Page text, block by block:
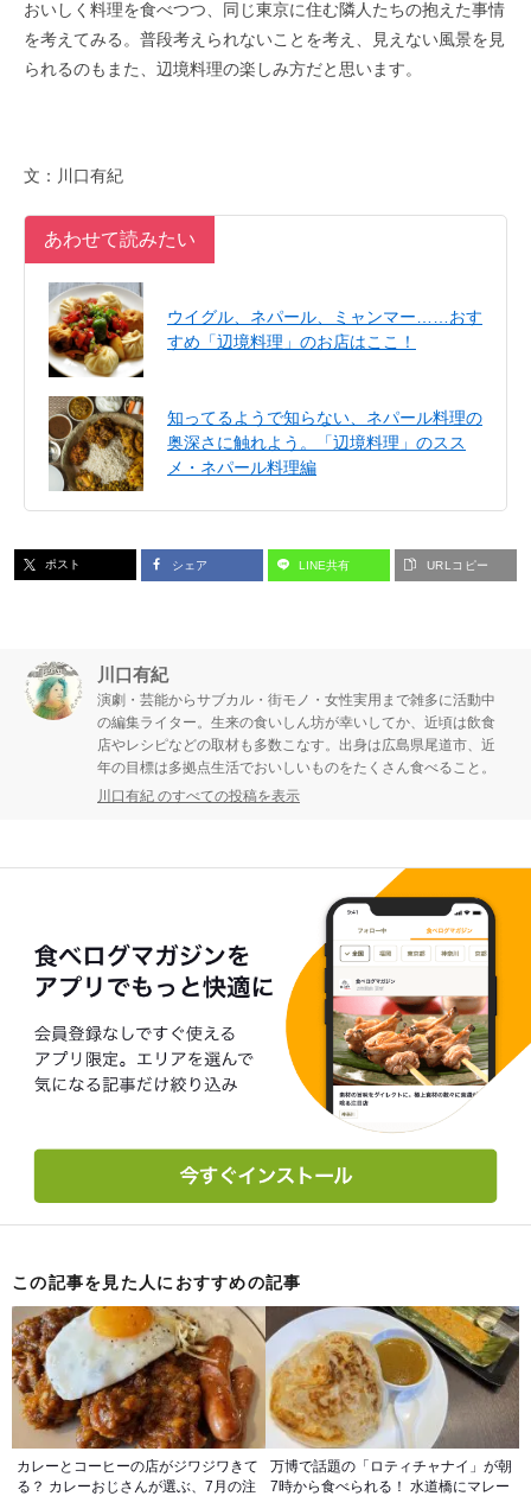
おいしく料理を食べつつ、同じ東京に住む隣人たちの抱えた事情
を考えてみる。普段考えられないことを考え、見えない風景を見
られるのもまた、辺境料理の楽しみ方だと思います。
文：川口有紀
あわせて読みたい
ウイグル、ネパール、ミャンマー……おす
すめ「辺境料理」のお店はここ！
知ってるようで知らない、ネパール料理の
奥深さに触れよう。「辺境料理」のスス
メ・ネパール料理編
ポスト シェア LINE共有 URLコピー
川口有紀
演劇・芸能からサブカル・街モノ・女性実用まで雑多に活動中
の編集ライター。生来の食いしん坊が幸いしてか、近頃は飲食
店やレシピなどの取材も多数こなす。出身は広島県尾道市、近
年の目標は多拠点生活でおいしいものをたくさん食べること。
川口有紀 のすべての投稿を表示
この記事を見た人におすすめの記事
カレーとコーヒーの店がジワジワきて
る？ カレーおじさんが選ぶ、7月の注
万博で話題の「ロティチャナイ」が朝
7時から食べられる！ 水道橋にマレー